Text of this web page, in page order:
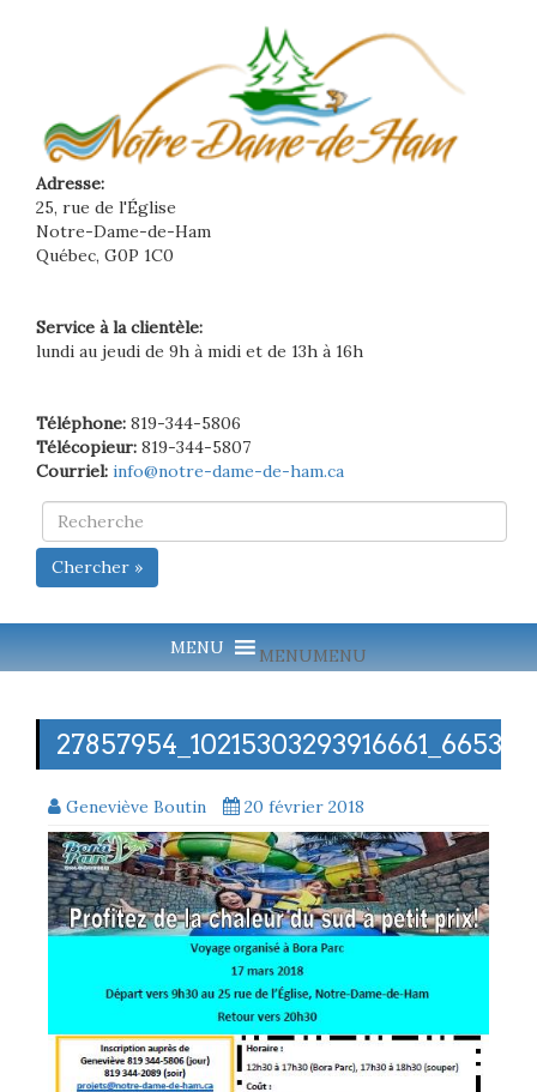
Adresse:
25, rue de l'Église
Notre-Dame-de-Ham
Québec, G0P 1C0
Service à la clientèle:
lundi au jeudi de 9h à midi et de 13h à 16h
Téléphone: 819-344-5806
Télécopieur: 819-344-5807
Courriel: info@notre-dame-de-ham.ca
Chercher »
MENUMENU
Geneviève Boutin 20 février 2018